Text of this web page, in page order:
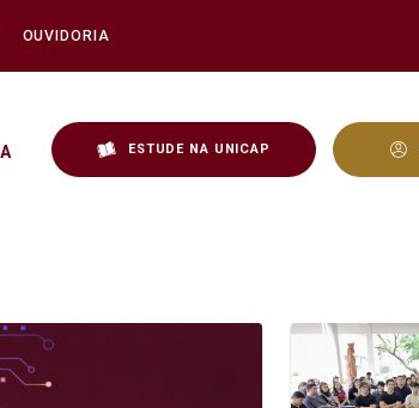
OUVIDORIA
ESTUDE NA UNICAP